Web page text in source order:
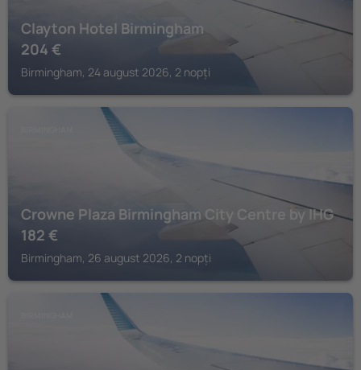
Clayton Hotel Birmingham
204 €
Birmingham, 24 august 2026, 2 nopți
Crowne Plaza Birmingham City Centre by IHG
182 €
Birmingham, 26 august 2026, 2 nopți